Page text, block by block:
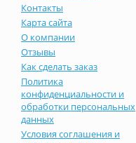
Контакты
Карта сайта
О компании
Отзывы
Как сделать заказ
Политика
конфиденциальности и
обработки персональных
данных
Условия соглашения и